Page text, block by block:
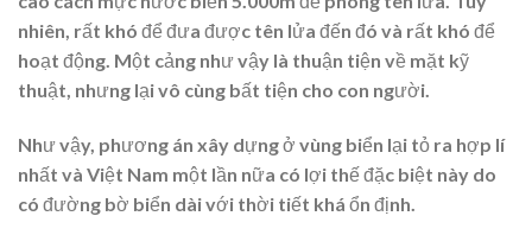
nhiên, rất khó để đưa được tên lửa đến đó và rất khó để
hoạt động. Một cảng như vậy là thuận tiện về mặt kỹ
thuật, nhưng lại vô cùng bất tiện cho con người.
Như vậy, phương án xây dựng ở vùng biển lại tỏ ra hợp lí
nhất và Việt Nam một lần nữa có lợi thế đặc biệt này do
có đường bờ biển dài với thời tiết khá ổn định.